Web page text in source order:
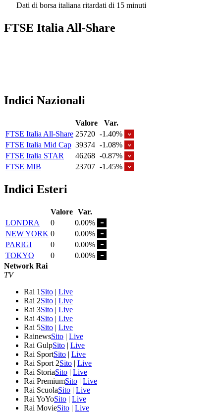
Dati di borsa italiana ritardati di 15 minuti
FTSE Italia All-Share
Indici Nazionali
Valore
Var.
FTSE Italia All-Share 25720 -1.40%
FTSE Italia Mid Cap 39374 -1.08%
FTSE Italia STAR
46268 -0.87%
FTSE MIB
23707 -1.45%
Indici Esteri
Valore Var.
LONDRA
0
0.00%
NEW YORK 0
0.00%
PARIGI
0
0.00%
TOKYO
0
0.00%
Network Rai
TV
Rai 1 Sito | Live
Rai 2Sito | Live
Rai 3Sito | Live
Rai 4Sito | Live
Rai 5Sito | Live
RainewsSito | Live
Rai GulpSito | Live
Rai SportSito | Live
Rai Sport 2Sito | Live
Rai StoriaSito | Live
Rai PremiumSito | Live
Rai ScuolaSito | Live
Rai YoYoSito | Live
Rai MovieSito | Live